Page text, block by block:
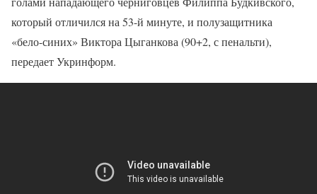
который отличился на 53-й минуте, и полузащитника
«бело-синих» Виктора Цыганкова (90+2, с пенальти),
передает Укринформ.